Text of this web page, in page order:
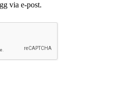
via e-post.